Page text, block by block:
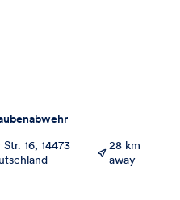
16, 14473
28 km
away